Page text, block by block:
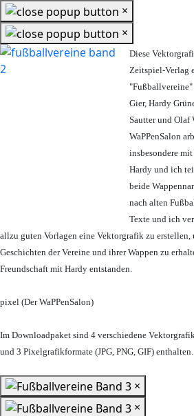
×
×
Diese
Zeitspiel-Verlag
Gier, Hardy
Sautter und Olaf
WaPPenSalon
insbesondere mit
Hardy und ich
beide
nach alten
Texte und ich
allzu guten Vorlagen eine Vektorgrafik zu erstellen,
Geschichten der Vereine und ihrer Wappen zu
Freundschaft mit Hardy entstanden.
pixel (Der WaPPenSalon)
Im Downloadpaket sind 4 verschiedene
und 3 Pixelgrafikformate (JPG, PNG, GIF) enthalten.
×
×